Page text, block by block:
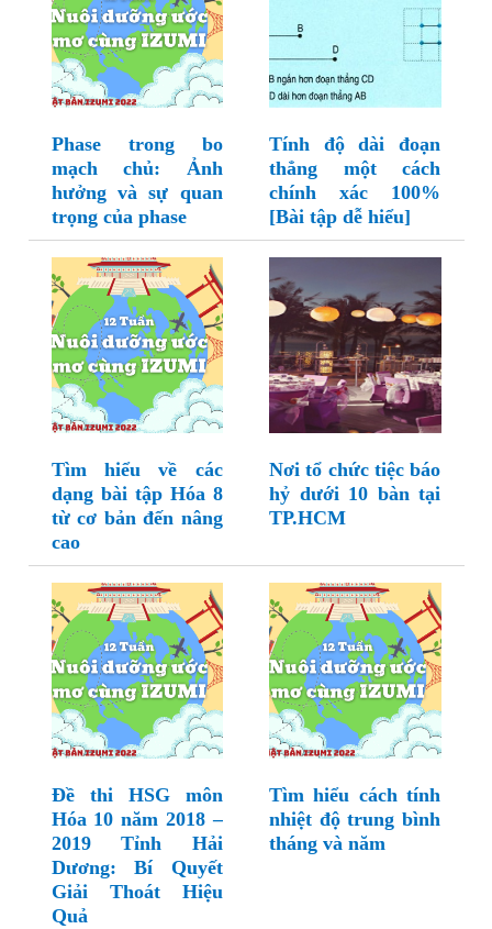
Phase trong bo
mạch chủ: Ảnh
hưởng và sự quan
trọng của phase
Tính độ dài đoạn
thẳng một cách
chính xác 100%
[Bài tập dễ hiểu]
Tìm hiểu về các
dạng bài tập Hóa 8
từ cơ bản đến nâng
cao
Nơi tổ chức tiệc báo
hỷ dưới 10 bàn tại
TP.HCM
Đề thi HSG môn
Hóa 10 năm 2018 –
2019 Tỉnh Hải
Dương: Bí Quyết
Giải Thoát Hiệu
Quả
Tìm hiểu cách tính
nhiệt độ trung bình
tháng và năm